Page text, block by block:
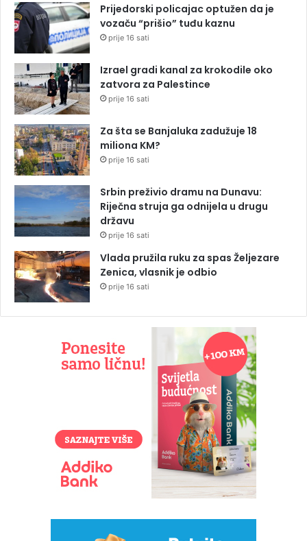
Prijedorski policajac optužen da je
vozaču “prišio” tuđu kaznu
prije 16 sati
Izrael gradi kanal za krokodile oko
zatvora za Palestince
prije 16 sati
Za šta se Banjaluka zadužuje 18
miliona KM?
prije 16 sati
Srbin preživio dramu na Dunavu:
Riječna struja ga odnijela u drugu
državu
prije 16 sati
Vlada pružila ruku za spas Željezare
Zenica, vlasnik je odbio
prije 16 sati